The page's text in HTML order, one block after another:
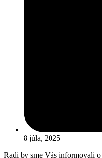
8 júla, 2025
Radi by sme Vás informovali o